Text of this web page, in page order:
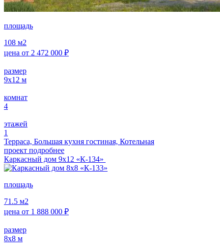
площадь
108 м2
цена от 2 472 000 ₽
размер
9x12 м
комнат
4
этажей
1
Терраса, Большая кухня гостиная, Котельная
проект подробнее
Каркасный дом 9х12 «К-134»
площадь
71.5 м2
цена от 1 888 000 ₽
размер
8x8 м